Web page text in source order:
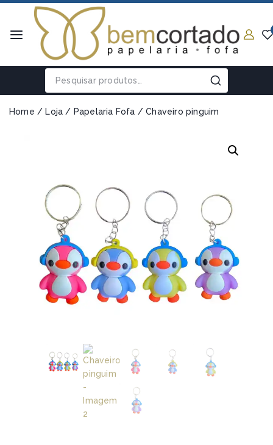
Home / Loja / Papelaria Fofa / Chaveiro pinguim